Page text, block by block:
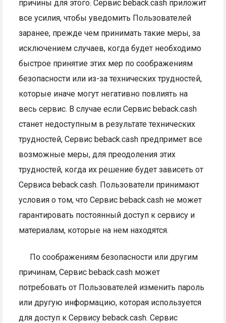
причины для этого. Сервис beback.cash приложит
все усилия, чтобы уведомить Пользователей
заранее, прежде чем принимать такие меры, за
исключением случаев, когда будет необходимо
быстрое принятие этих мер по соображениям
безопасности или из-за технических трудностей,
которые иначе могут негативно повлиять на
весь сервис. В случае если Сервис beback.cash
станет недоступным в результате технических
трудностей, Сервис beback.cash предпримет все
возможные меры, для преодоления этих
трудностей, когда их решение будет зависеть от
Сервиса beback.cash. Пользователи принимают
условия о том, что Сервис beback.cash не может
гарантировать постоянный доступ к сервису и
материалам, которые на нем находятся.
По соображениям безопасности или другим
причинам, Сервис beback.cash может
потребовать от Пользователей изменить пароль
или другую информацию, которая используется
для доступ к Сервису beback.cash. Сервис